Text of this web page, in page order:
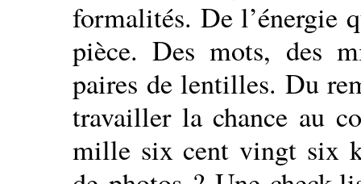
formalités. De l’énergie
pièce. Des mots, des
paires de lentilles. Du
travailler la chance au
mille six cent vingt six